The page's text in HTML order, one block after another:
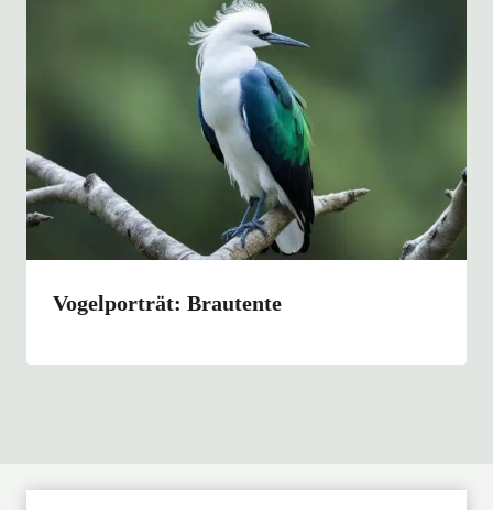
Vogelporträt: Brautente